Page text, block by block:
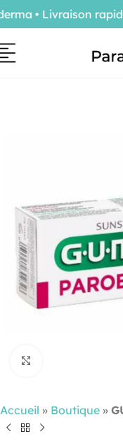
Accueil » Boutique »
• Livraison